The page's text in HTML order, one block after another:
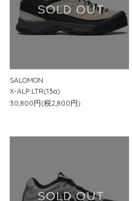
SALOMON
X-ALP LTR(13a)
30,800円(税2,800円)